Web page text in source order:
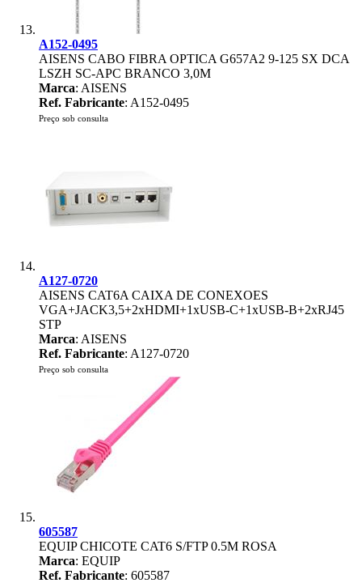
A152-0495
AISENS CABO FIBRA OPTICA G657A2 9-125 SX DCA
LSZH SC-APC BRANCO 3,0M
Marca: AISENS
Ref. Fabricante: A152-0495
Preço sob consulta
A127-0720
AISENS CAT6A CAIXA DE CONEXOES
VGA+JACK3,5+2xHDMI+1xUSB-C+1xUSB-B+2xRJ45
STP
Marca: AISENS
Ref. Fabricante: A127-0720
Preço sob consulta
605587
EQUIP CHICOTE CAT6 S/FTP 0.5M ROSA
Marca: EQUIP
Ref. Fabricante: 605587